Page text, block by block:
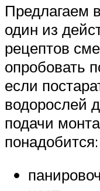
Предлагаем
один из
рецептов
опробовать
если
водорослей
подачи
понадобится: